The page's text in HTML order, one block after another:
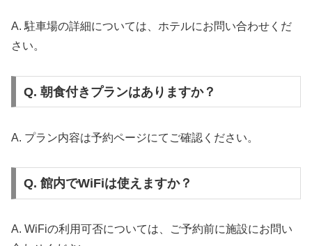
A. 駐車場の詳細については、ホテルにお問い合わせくだ
さい。
Q. 朝食付きプランはありますか？
A. プラン内容は予約ページにてご確認ください。
Q. 館内でWiFiは使えますか？
A. WiFiの利用可否については、ご予約前に施設にお問い